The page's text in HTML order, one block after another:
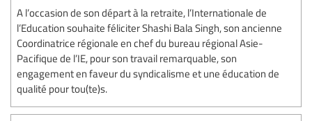
A l’occasion de son départ à la retraite, l’Internationale de
l’Education souhaite féliciter Shashi Bala Singh, son ancienne
Coordinatrice régionale en chef du bureau régional Asie-
Pacifique de l’IE, pour son travail remarquable, son
engagement en faveur du syndicalisme et une éducation de
qualité pour tou(te)s.